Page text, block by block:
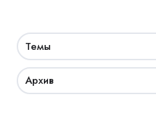
Темы
Архив